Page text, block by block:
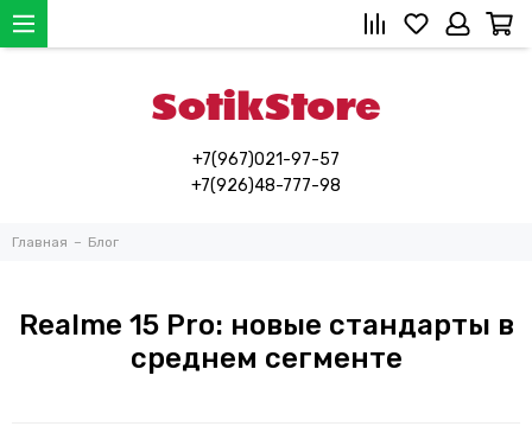
+7(967)021-97-57
+7(926)48-777-98
Главная Блог
Realme 15 Pro: новые стандарты в
среднем сегменте